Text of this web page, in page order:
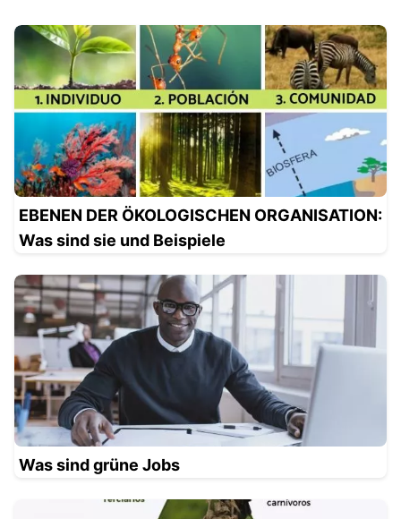
EBENEN DER ÖKOLOGISCHEN ORGANISATION:
Was sind sie und Beispiele
Was sind grüne Jobs